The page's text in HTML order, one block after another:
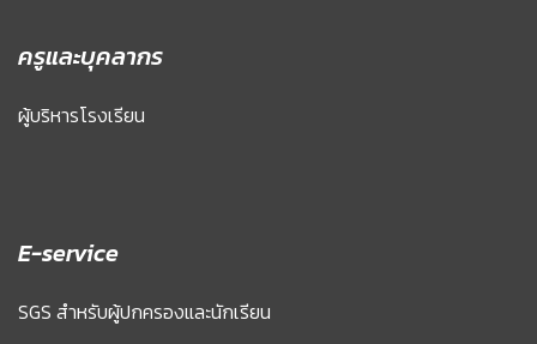
ครูและบุคลากร
ผู้บริหารโรงเรียน
E-service
SGS สำหรับผู้ปกครองและนักเรียน